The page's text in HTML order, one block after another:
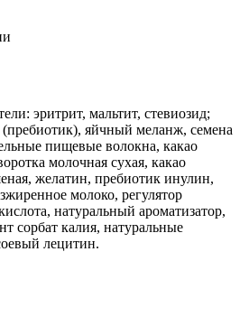
эритрит, мальтит, стевиозид;
(пребиотик), яйчный меланж, семена
пищевые волокна, какао
молочная сухая, какао
желатин, пребиотик инулин,
молоко, регулятор
натуральный ароматизатор,
сорбат калия, натуральные
лецитин.